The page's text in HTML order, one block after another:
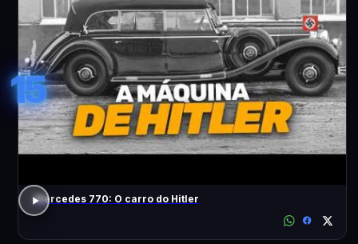
15
Mercedes 770: O carro do Hitler